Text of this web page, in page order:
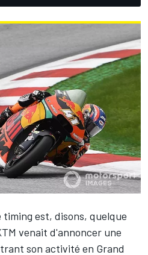
est, disons, quelque
venait d'annoncer une
son activité en Grand